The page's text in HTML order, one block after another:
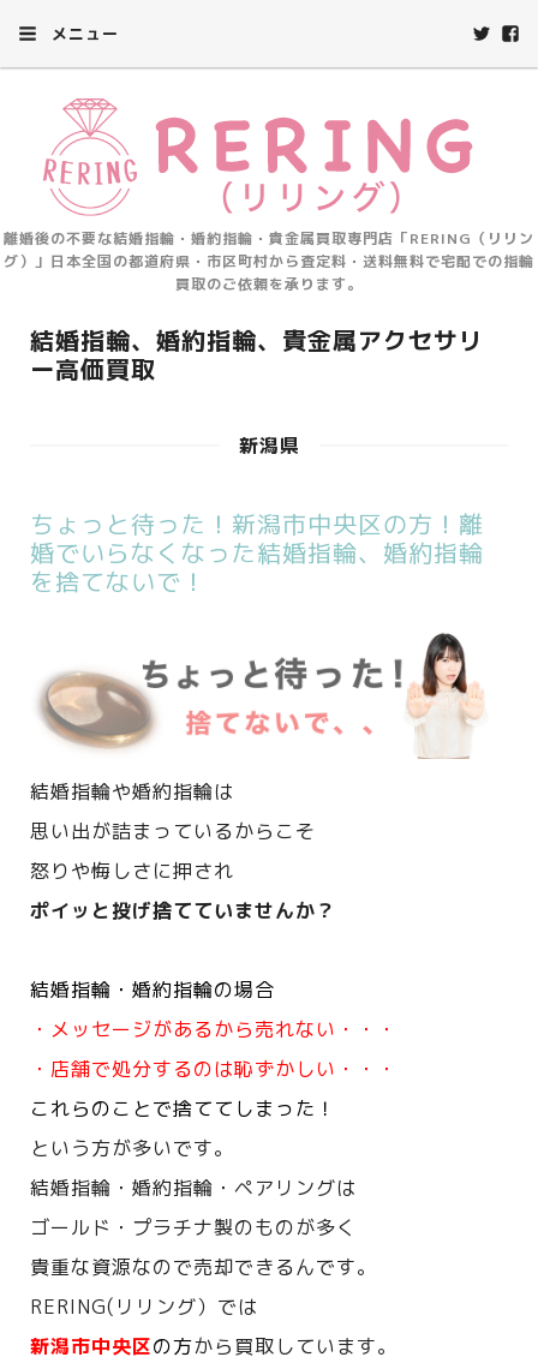
メニュー
離婚後の不要な結婚指輪・婚約指輪・貴金属買取専門店「RERING（リリン
グ）」日本全国の都道府県・市区町村から査定料・送料無料で宅配での指輪
買取のご依頼を承ります。
結婚指輪、婚約指輪、貴金属アクセサリ
ー高価買取
新潟県
ちょっと待った！新潟市中央区の方！離
婚でいらなくなった結婚指輪、婚約指輪
を捨てないで！
結婚指輪や婚約指輪は
思い出が詰まっているからこそ
怒りや悔しさに押され
ポイッと投げ捨てていませんか？
結婚指輪・婚約指輪の場合
・メッセージがあるから売れない・・・
・店舗で処分するのは恥ずかしい・・・
これらのことで捨ててしまった！
という方が多いです。
結婚指輪・婚約指輪・ペアリングは
ゴールド・プラチナ製のものが多く
貴重な資源なので売却できるんです。
RERING(リリング）では
新潟市中央区の方から買取しています。